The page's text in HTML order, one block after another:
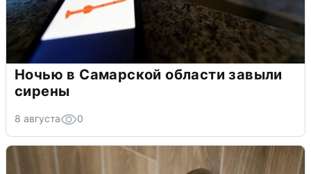
Ночью в Самарской области завыли
сирены
8 августа 0